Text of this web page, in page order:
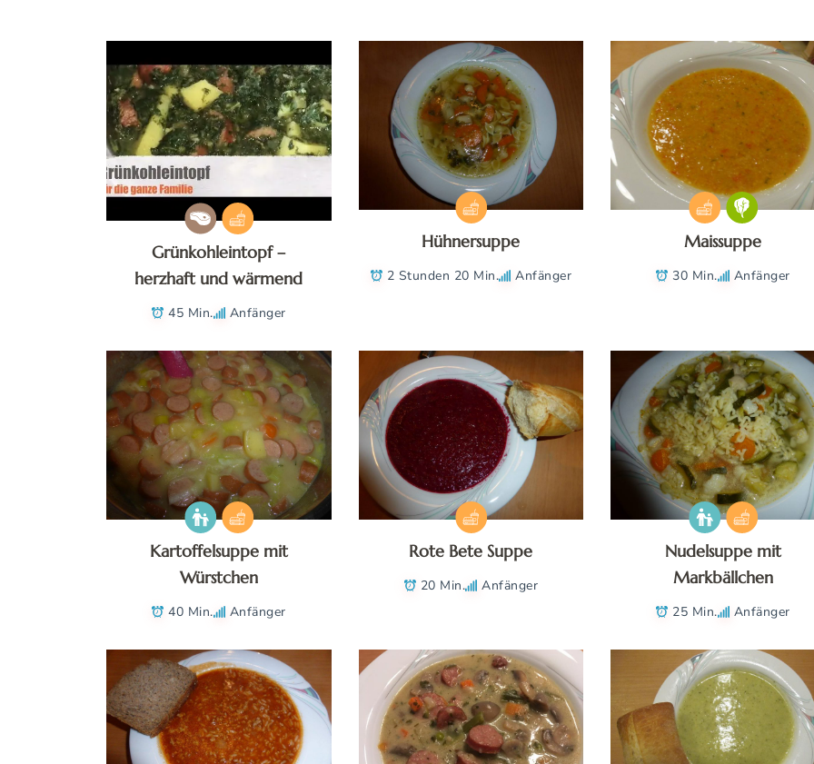
Grünkohleintopf –
herzhaft und wärmend
45 Min. Anfänger
Hühnersuppe
2 Stunden 20 Min. Anfänger
Maissuppe
30 Min. Anfänger
Kartoffelsuppe mit
Würstchen
40 Min. Anfänger
Rote Bete Suppe
20 Min. Anfänger
Nudelsuppe mit
Markbällchen
25 Min. Anfänger